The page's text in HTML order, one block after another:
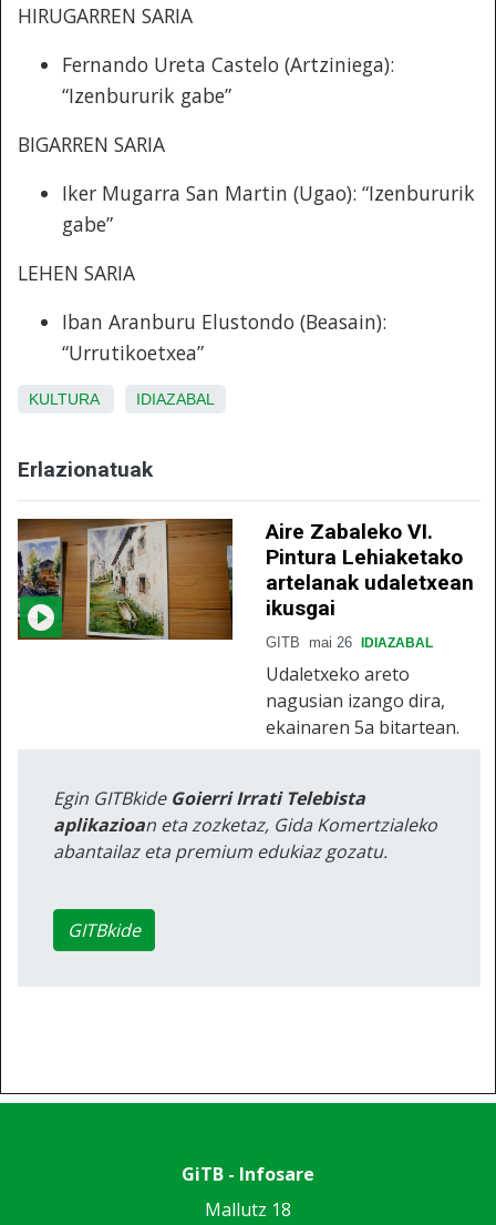
HIRUGARREN SARIA
Fernando Ureta Castelo (Artziniega):
“Izenbururik gabe”
BIGARREN SARIA
Iker Mugarra San Martin (Ugao): “Izenbururik
gabe”
LEHEN SARIA
Iban Aranburu Elustondo (Beasain):
“Urrutikoetxea”
KULTURA IDIAZABAL
Erlazionatuak
Aire Zabaleko VI.
Pintura Lehiaketako
artelanak udaletxean
ikusgai
GITB mai 26 IDIAZABAL
Udaletxeko areto
nagusian izango dira,
ekainaren 5a bitartean.
Egin GITBkide Goierri Irrati Telebista
aplikazioan eta zozketaz, Gida Komertzialeko
abantailaz eta premium edukiaz gozatu.
GITBkide
GiTB - Infosare
Mallutz 18